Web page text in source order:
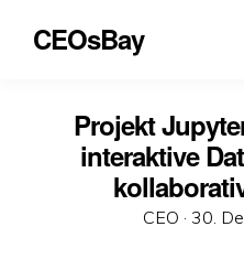
CEOsBay
Projekt
interaktive
CEO · 30.